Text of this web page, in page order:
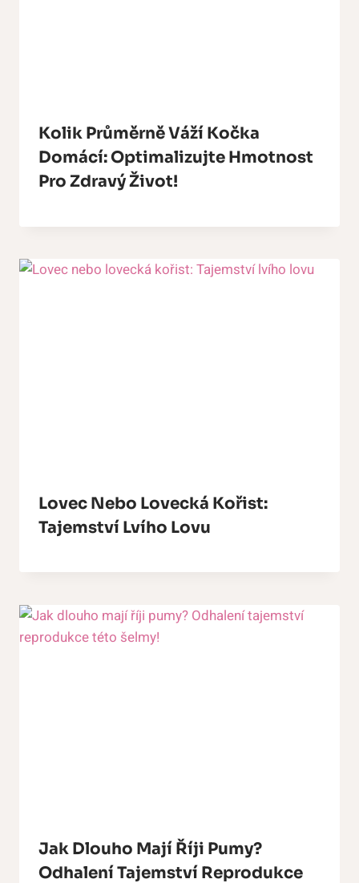
Kolik Průměrně Váží Kočka
Domácí: Optimalizujte Hmotnost
Pro Zdravý Život!
Lovec Nebo Lovecká Kořist:
Tajemství Lvího Lovu
Jak Dlouho Mají Říji Pumy?
Odhalení Tajemství Reprodukce